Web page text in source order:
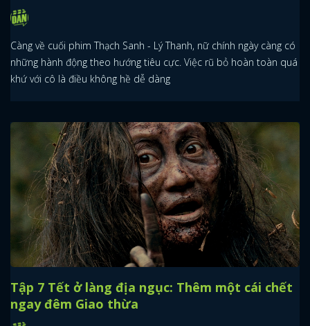
Càng về cuối phim Thạch Sanh - Lý Thanh, nữ chính ngày càng có
những hành động theo hướng tiêu cực. Việc rũ bỏ hoàn toàn quá
khứ với cô là điều không hề dễ dàng
Tập 7 Tết ở làng địa ngục: Thêm một cái chết
ngay đêm Giao thừa